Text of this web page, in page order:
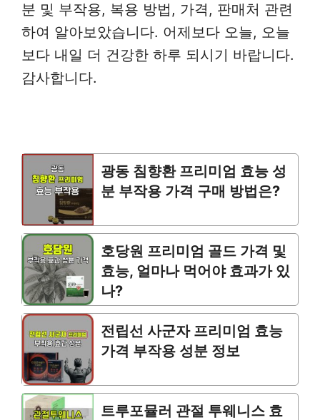
분 및 부작용, 복용 방법, 가격, 판매처 관련
하여 알아보았습니다. 어제보다 오늘, 오늘
보다 내일 더 건강한 하루 되시기 바랍니다.
감사합니다.
광동 침향환 프리미엄 효능 성
분 부작용 가격 구매 방법은?
호당원 프리미엄 골드 가격 및
효능, 얼마나 먹어야 효과가 있
나?
전립선 사군자 프리미엄 효능
가격 부작용 성분 정보
트루포뮬러 관절 투웨니스 효